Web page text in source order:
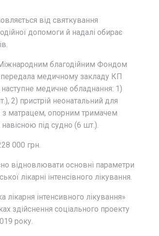
від святкування
допомоги й надалі обирає
Міжнародним благодійним Фондом
передала медичному закладу КП
наступне медичне обладнання: 1)
2) пристрій неонатальний для
матрацем, опорним тримачем
під судно (6 шт.).
000 грн.
відновлювати основні параметри
лікарні інтенсівного лікування.
інтенсивного лікування»
здійснення соціального проекту
року.